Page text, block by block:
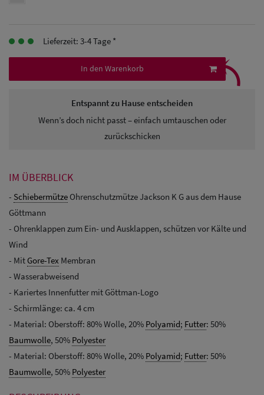
Herren
Snapback Caps
Lieferzeit: 3-4 Tage *
In den Warenkorb
Entspannt zu Hause entscheiden
Wenn’s doch nicht passt – einfach umtauschen oder
zurückschicken
⤹
IM ÜBERBLICK
- Schiebermütze Ohrenschutzmütze Jackson K G aus dem Hause
Göttmann
- Ohrenklappen zum Ein- und Ausklappen, schützen vor Kälte und
Wind
- Mit Gore-Tex Membran
- Wasserabweisend
- Kariertes Innenfutter mit Göttman-Logo
- Schirmlänge: ca. 4 cm
- Material: Oberstoff: 80% Wolle, 20% Polyamid; Futter: 50%
Baumwolle, 50% Polyester
- Material: Oberstoff: 80% Wolle, 20% Polyamid; Futter: 50%
Baumwolle, 50% Polyester